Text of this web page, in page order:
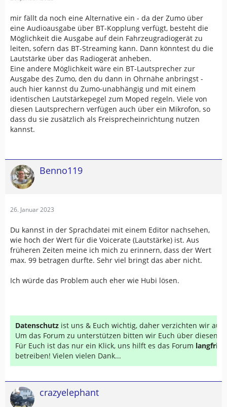
mir fällt da noch eine Alternative ein - da der Zumo über
eine Audioausgabe über BT-Kopplung verfügt, besteht die
Möglichkeit die Ausgabe auf dein Fahrzeugradiogerät zu
leiten, sofern das BT-Streaming kann. Dann könntest du die
Lautstärke über das Radiogerät anheben.
Eine andere Möglichkeit wäre ein BT-Lautsprecher zur
Ausgabe des Zumo, den du dann in Ohrnähe anbringst -
auch hier kannst du Zumo-unabhängig und mit einem
identischen Lautstärkepegel zum Moped regeln. Viele von
diesen Lautsprechern verfügen auch über ein Mikrofon, so
dass du sie zusätzlich als Freisprecheinrichtung nutzen
kannst.
Benno119
26. Januar 2023
Du kannst in der Sprachdatei mit einem Editor nachsehen,
wie hoch der Wert für die Voicerate (Lautstärke) ist. Aus
früheren Zeiten meine ich mich zu erinnern, dass der Wert
max. 99 betragen durfte. Sehr viel bringt das aber nicht.
Ich würde das Problem auch eher wie Hubi lösen.
Datenschutz ist uns & Euch wichtig, daher verzichten wir auf
Um das Forum zu unterstützen bitten wir Euch über diesen
Für Euch ist das nur ein Klick, uns hilft es das Forum
betreiben! Vielen vielen Dank...
crazyelephant